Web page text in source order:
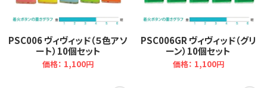
PSC006 ヴィヴィッド（５色アソ
ート）10個セット
価格： 1,100円
PSC006GR ヴィヴィッド（グリ
ーン）10個セット
価格： 1,100円